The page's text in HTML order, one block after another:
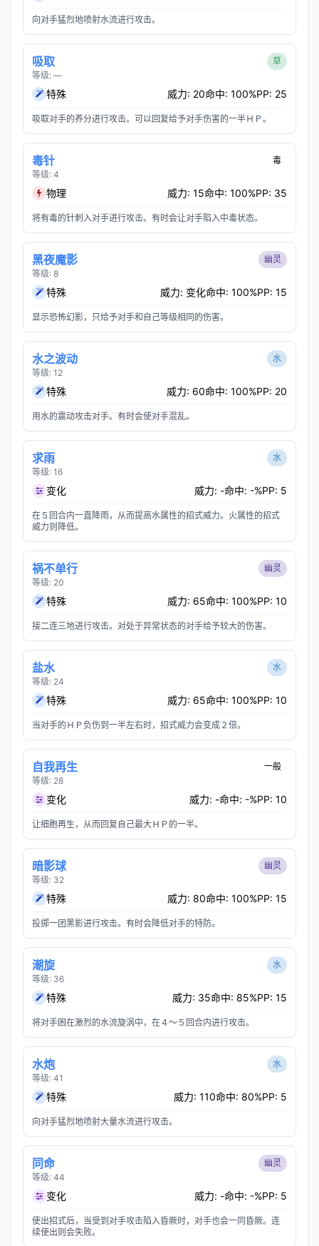
向对手猛烈地喷射水流进行攻击。
吸取
等级: —
草
特殊 威力: 20命中: 100%PP: 25
吸取对手的养分进行攻击。可以回复给予对手伤害的一半ＨＰ。
毒针
等级: 4
毒
物理 威力: 15命中: 100%PP: 35
将有毒的针刺入对手进行攻击。有时会让对手陷入中毒状态。
黑夜魔影
等级: 8
幽灵
特殊 威力: 变化命中: 100%PP: 15
显示恐怖幻影，只给予对手和自己等级相同的伤害。
水之波动
等级: 12
水
特殊 威力: 60命中: 100%PP: 20
用水的震动攻击对手。有时会使对手混乱。
求雨
等级: 16
水
变化 威力: -命中: -%PP: 5
在５回合内一直降雨，从而提高水属性的招式威力。火属性的招式
威力则降低。
祸不单行
等级: 20
幽灵
特殊 威力: 65命中: 100%PP: 10
接二连三地进行攻击。对处于异常状态的对手给予较大的伤害。
盐水
等级: 24
水
特殊 威力: 65命中: 100%PP: 10
当对手的ＨＰ负伤到一半左右时，招式威力会变成２倍。
自我再生
等级: 28
一般
变化 威力: -命中: -%PP: 10
让细胞再生，从而回复自己最大ＨＰ的一半。
暗影球
等级: 32
幽灵
特殊 威力: 80命中: 100%PP: 15
投掷一团黑影进行攻击。有时会降低对手的特防。
潮旋
等级: 36
水
特殊 威力: 35命中: 85%PP: 15
将对手困在激烈的水流旋涡中，在４～５回合内进行攻击。
水炮
等级: 41
水
特殊 威力: 110命中: 80%PP: 5
向对手猛烈地喷射大量水流进行攻击。
同命
等级: 44
幽灵
变化 威力: -命中: -%PP: 5
使出招式后，当受到对手攻击陷入昏厥时，对手也会一同昏厥。连
续使出则会失败。